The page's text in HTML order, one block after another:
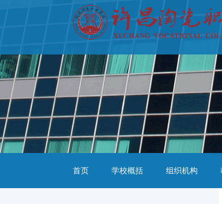
首页 学校概括 组织机构